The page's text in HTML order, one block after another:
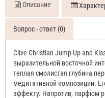
Описание
Вопрос - ответ (0)
Clive Christian Jump Up and
выразительной восточной
теплая смолистая глубина
медитативной композиции.
эффекту. Напротив, парфюм